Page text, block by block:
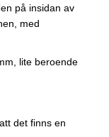
på insidan av
med
lite beroende
det finns en